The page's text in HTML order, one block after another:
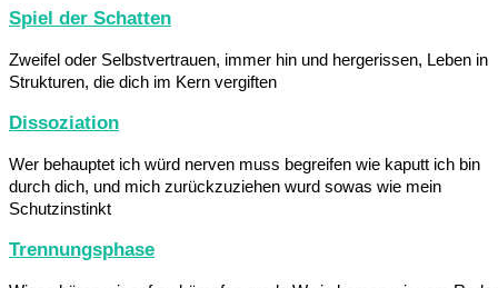
Spiel der Schatten
Zweifel oder Selbstvertrauen, immer hin und hergerissen, Leben in
Strukturen, die dich im Kern vergiften
Dissoziation
Wer behauptet ich würd nerven muss begreifen wie kaputt ich bin
durch dich, und mich zurückzuziehen wurd sowas wie mein
Schutzinstinkt
Trennungsphase